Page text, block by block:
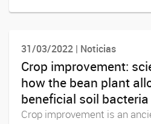
31/03/2022 | Noticias
Crop improvement:
how the bean plant
beneficial soil bacteria
Crop improvement is an